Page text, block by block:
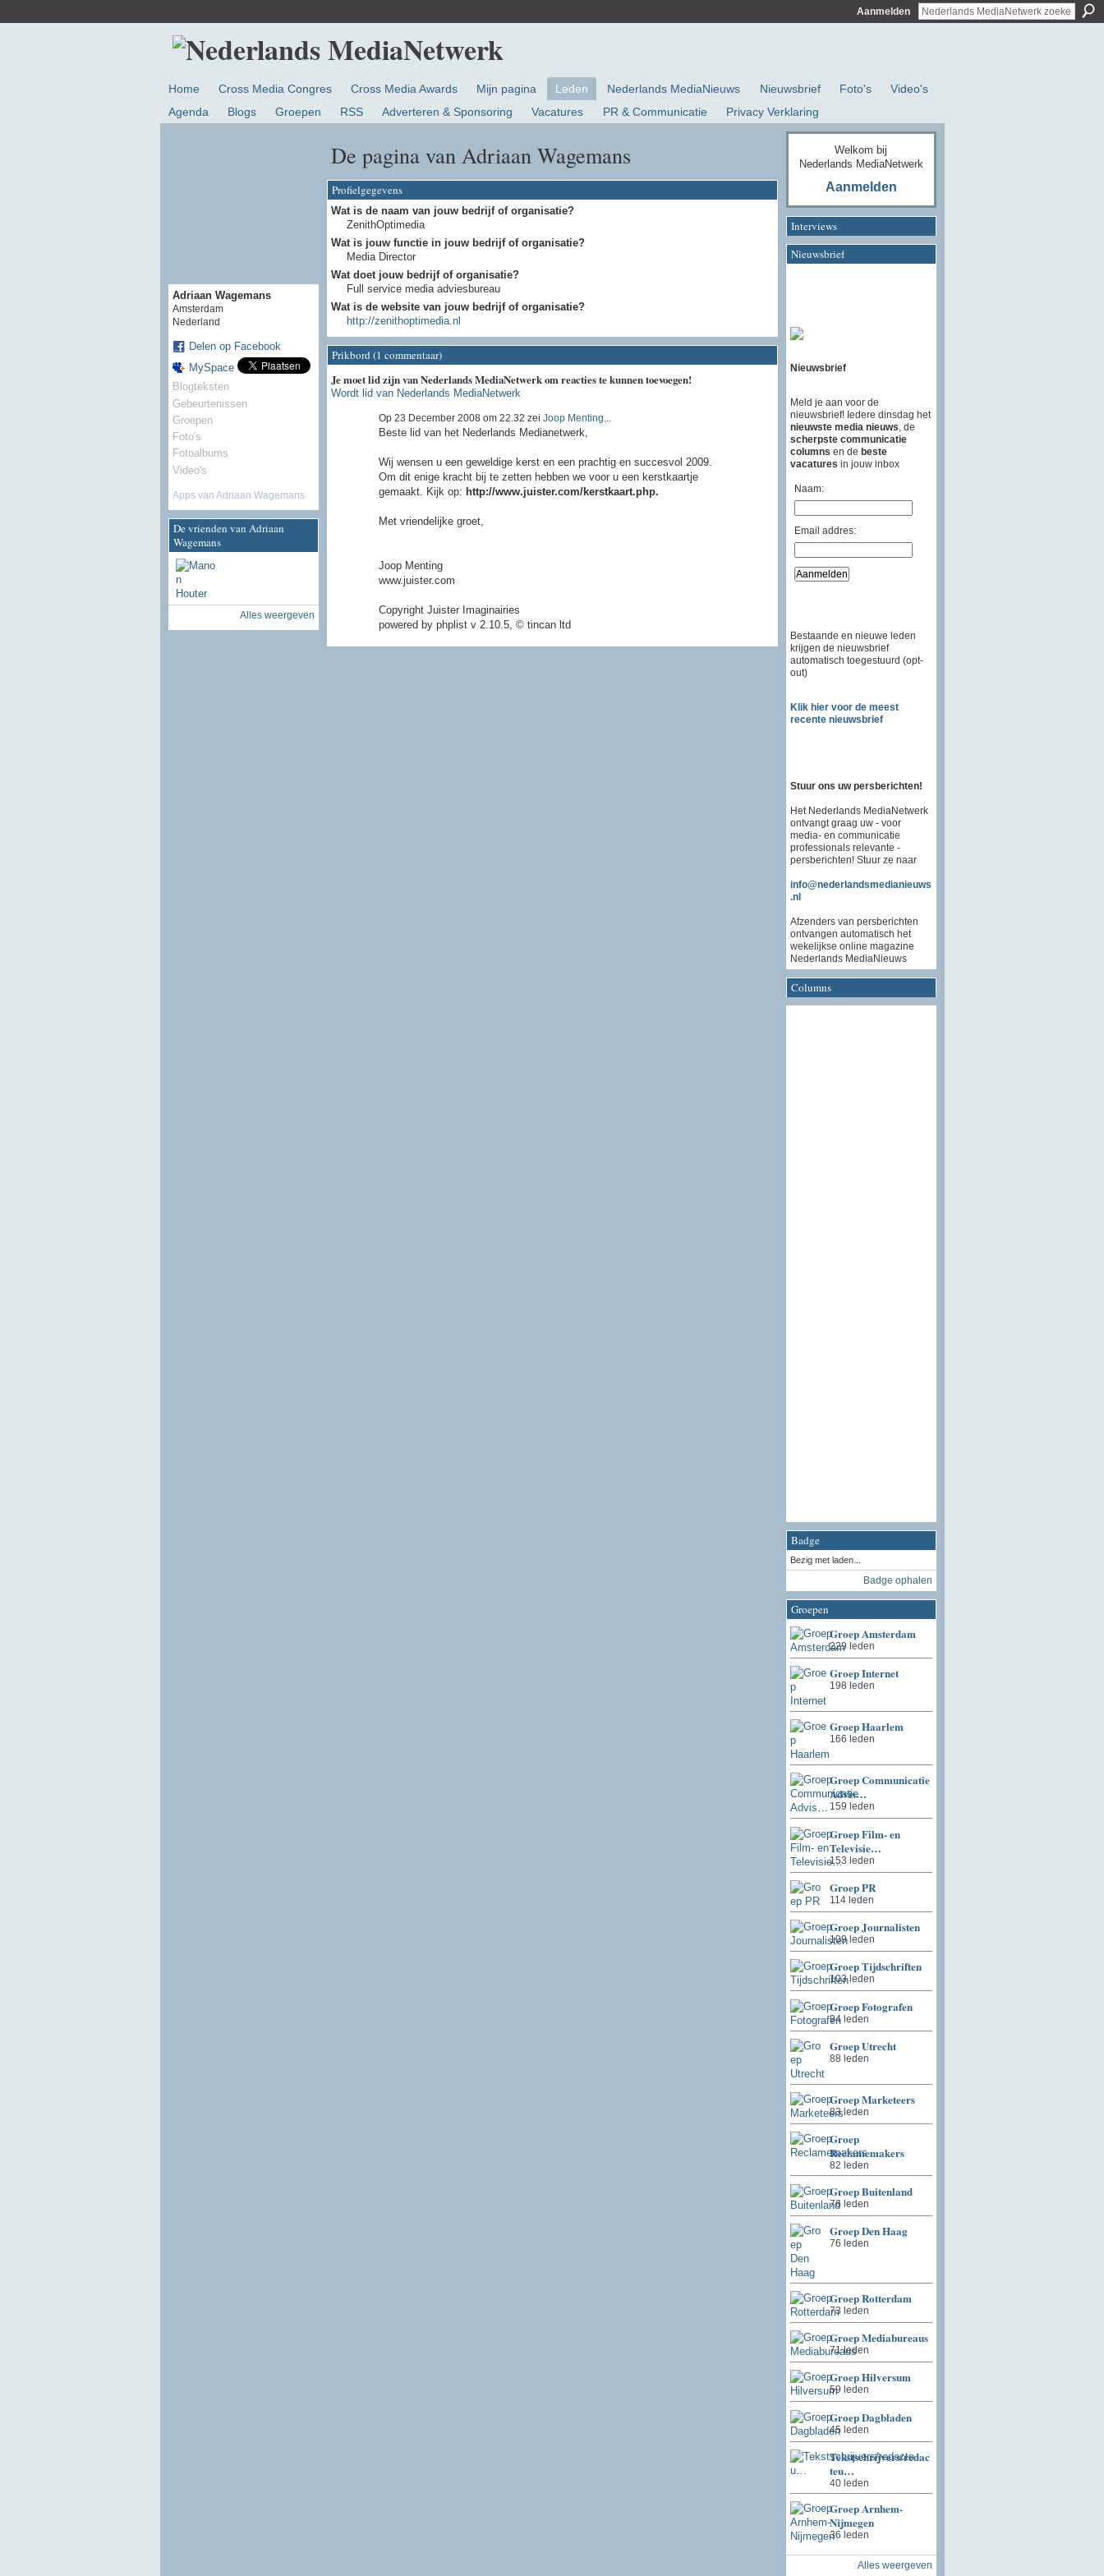
Aanmelden
Home Cross Media Congres Cross Media Awards Mijn pagina Leden Nederlands MediaNieuws Nieuwsbrief Foto's
Video's
Agenda
Blogs Groepen RSS Adverteren & Sponsoring Vacatures PR & Communicatie Privacy Verklaring
Adriaan Wagemans
Amsterdam
Nederland
Delen op Facebook
MySpace
Blogteksten
Gebeurtenissen
Groepen
Foto's
Fotoalbums
Video's
Apps van Adriaan Wagemans
De vrienden van Adriaan
Wagemans
Alles weergeven
De pagina van Adriaan Wagemans
Profielgegevens
Wat is de naam van jouw bedrijf of organisatie?
ZenithOptimedia
Wat is jouw functie in jouw bedrijf of organisatie?
Media Director
Wat doet jouw bedrijf of organisatie?
Full service media adviesbureau
Wat is de website van jouw bedrijf of organisatie?
http://zenithoptimedia.nl
Prikbord (1 commentaar)
Je moet lid zijn van Nederlands MediaNetwerk om reacties te kunnen toevoegen!
Wordt lid van Nederlands MediaNetwerk
Op 23 December 2008 om 22.32 zei Joop Menting...
Beste lid van het Nederlands Medianetwerk,
Wij wensen u een geweldige kerst en een prachtig en succesvol 2009.
Om dit enige kracht bij te zetten hebben we voor u een kerstkaartje
gemaakt. Kijk op: http://www.juister.com/kerstkaart.php.
Met vriendelijke groet,
Joop Menting
www.juister.com
Copyright Juister Imaginairies
powered by phplist v 2.10.5, © tincan ltd
Welkom bij
Nederlands MediaNetwerk
Aanmelden
Interviews
Nieuwsbrief
Nieuwsbrief
Meld je aan voor de
nieuwsbrief! Iedere dinsdag het
nieuwste media nieuws , de
scherpste communicatie
columns en de beste
vacatures in jouw inbox
Naam:
Email addres:
Bestaande en nieuwe leden
krijgen de nieuwsbrief
automatisch toegestuurd (opt-
out)
Klik hier voor de meest
recente nieuwsbrief
Stuur ons uw persberichten!
Het Nederlands MediaNetwerk
ontvangt graag uw - voor
media- en communicatie
professionals relevante -
persberichten! Stuur ze naar
info@nederlandsmedianieuws
.nl
Afzenders van persberichten
ontvangen automatisch het
wekelijkse online magazine
Nederlands MediaNieuws
Columns
Badge
Bezig met laden...
Badge ophalen
Groepen
Groep Amsterdam
229 leden
Groep Internet
198 leden
Groep Haarlem
166 leden
Groep Communicatie
Advis…
159 leden
Groep Film- en
Televisie…
153 leden
Groep PR
114 leden
Groep Journalisten
109 leden
Groep Tijdschriften
103 leden
Groep Fotografen
94 leden
Groep Utrecht
88 leden
Groep Marketeers
83 leden
Groep
Reclamemakers
82 leden
Groep Buitenland
76 leden
Groep Den Haag
76 leden
Groep Rotterdam
73 leden
Groep Mediabureaus
71 leden
Groep Hilversum
59 leden
Groep Dagbladen
45 leden
Tekstschrijvers/redac
teu…
40 leden
Groep Arnhem-
Nijmegen
36 leden
Alles weergeven